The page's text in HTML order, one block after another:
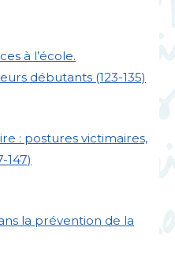
à l’école.
débutants (123-135)
: postures victimaires,
147)
la prévention de la